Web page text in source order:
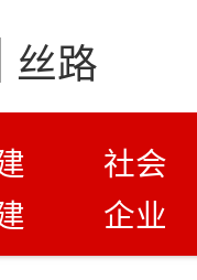
丝路
社会
企业